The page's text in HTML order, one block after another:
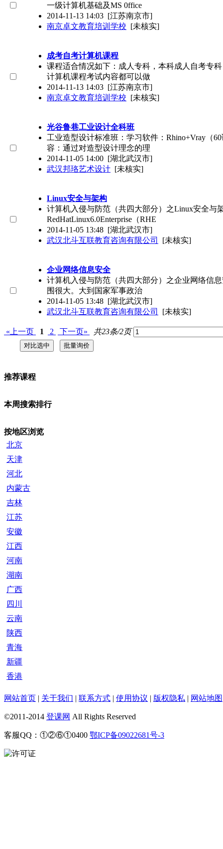
一级计算机基础及MS 0ffice
2014-11-13 14:03 [江苏南京市]
南京卓文教育培训学校 [未核实]
成考自考计算机课程
课程适合情况如下：成人专科，本科成人自考专
计算机课程考试内容都可以做
2014-11-13 14:03 [江苏南京市]
南京卓文教育培训学校 [未核实]
光谷鲁巷工业设计全科班
工业造型设计标准班：学习软件：Rhino+Vray（
容：通过对造型设计理念的理
2014-11-05 14:00 [湖北武汉市]
武汉邦珞艺术设计 [未核实]
Linux安全与架构
计算机入侵与防范（共四大部分）之Linux安全与
RedHatLinux6.0Enterprise（RHE
2014-11-05 13:48 [湖北武汉市]
武汉北斗互联教育咨询有限公司
[未核实]
企业网络信息安全
计算机入侵与防范（共四大部分）之企业网络信
围很大。大到国家军事政治
2014-11-05 13:48 [湖北武汉市]
武汉北斗互联教育咨询有限公司
[未核实]
«上一页 1 2 下一页» 共23条/2页
推荐课程
本周搜索排行
按地区浏览
北京
天津
河北
内蒙古
吉林
江苏
安徽
江西
河南
湖南
广西
四川
云南
陕西
青海
新疆
香港
网站首页 | 关于我们 | 联系方式 | 使用协议 | 版权隐私 | 网站地图
©2011-2014 登课网 All Rights Reserved
客服QQ：①②⑥①0400 鄂ICP备09022681号-3